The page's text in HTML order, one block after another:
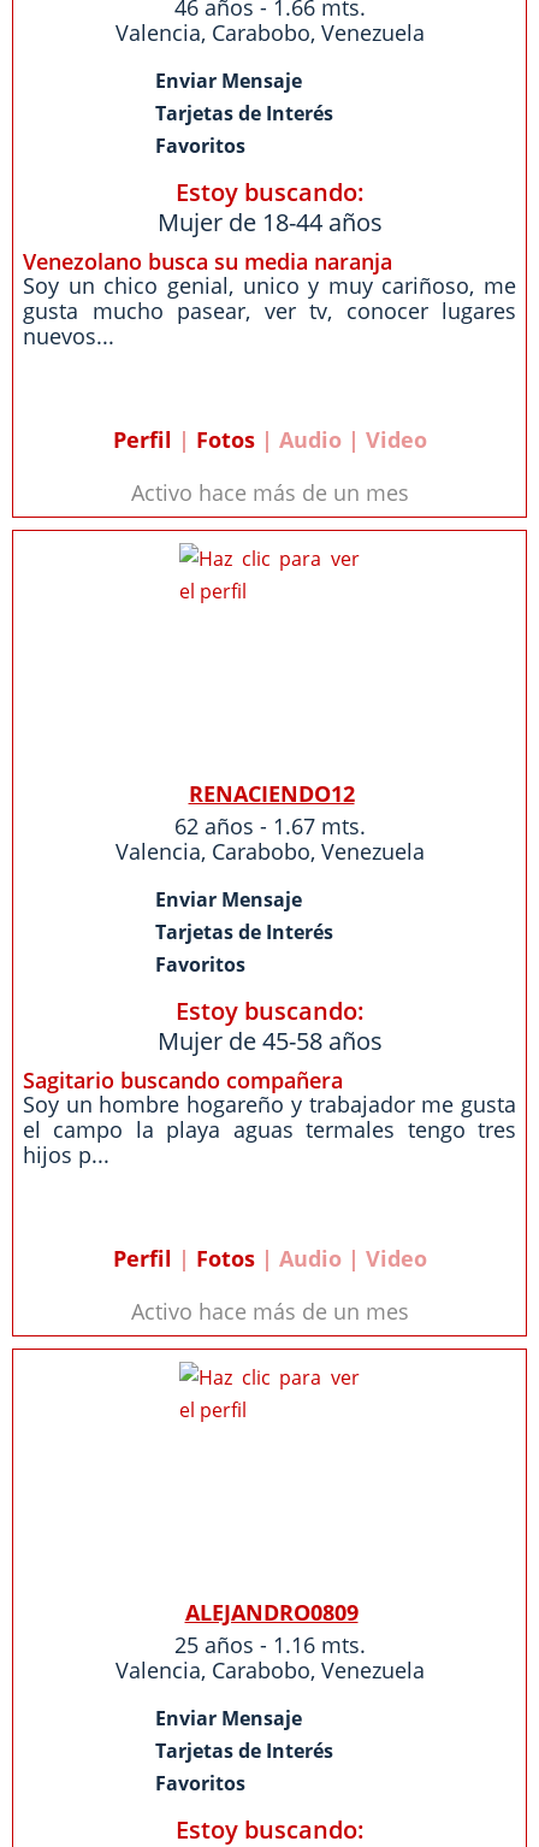
46 años - 1.66 mts.
Valencia, Carabobo, Venezuela
Enviar Mensaje
Tarjetas de Interés
Favoritos
Estoy buscando:
Mujer de 18-44 años
Venezolano busca su media naranja
Soy un chico genial, unico y muy cariñoso, me
gusta mucho pasear, ver tv, conocer lugares
nuevos...
Perfil | Fotos| Audio | Video
Activo hace más de un mes
RENACIENDO12
62 años - 1.67 mts.
Valencia, Carabobo, Venezuela
Enviar Mensaje
Tarjetas de Interés
Favoritos
Estoy buscando:
Mujer de 45-58 años
Sagitario buscando compañera
Soy un hombre hogareño y trabajador me gusta
el campo la playa aguas termales tengo tres
hijos p...
Perfil | Fotos| Audio | Video
Activo hace más de un mes
ALEJANDRO0809
25 años - 1.16 mts.
Valencia, Carabobo, Venezuela
Enviar Mensaje
Tarjetas de Interés
Favoritos
Estoy buscando: